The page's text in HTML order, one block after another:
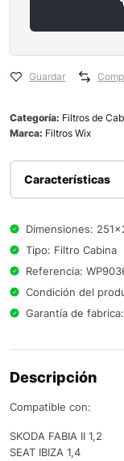
Guardar
Categoría: Filtros de
Marca: Filtros Wix
Características
Dimensiones:
Tipo: Filtro Cabina
Referencia:
Condición del
Garantía de
Descripción
Compatible con:
SKODA FABIA II 1,2
SEAT IBIZA 1,4